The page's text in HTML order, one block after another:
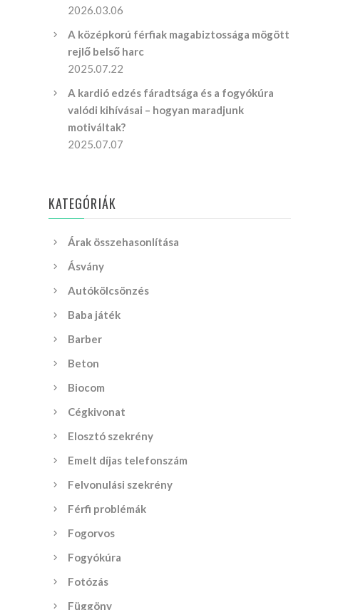
2026.03.06
A középkorú férfiak magabiztossága mögött
rejlő belső harc
2025.07.22
A kardió edzés fáradtsága és a fogyókúra
valódi kihívásai – hogyan maradjunk
motiváltak?
2025.07.07
KATEGÓRIÁK
Árak összehasonlítása
Ásvány
Autókölcsönzés
Baba játék
Barber
Beton
Biocom
Cégkivonat
Elosztó szekrény
Emelt díjas telefonszám
Felvonulási szekrény
Férfi problémák
Fogorvos
Fogyókúra
Fotózás
Függöny